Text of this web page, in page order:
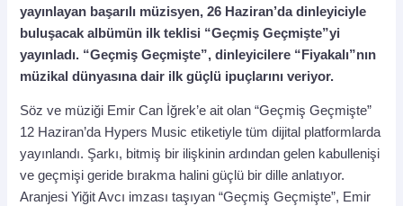
yayınlayan başarılı müzisyen, 26 Haziran’da dinleyiciyle
buluşacak albümün ilk teklisi “Geçmiş Geçmişte”yi
yayınladı. “Geçmiş Geçmişte”, dinleyicilere “Fiyakalı”nın
müzikal dünyasına dair ilk güçlü ipuçlarını veriyor.
Söz ve müziği Emir Can İğrek’e ait olan “Geçmiş Geçmişte”
12 Haziran’da Hypers Music etiketiyle tüm dijital platformlarda
yayınlandı. Şarkı, bitmiş bir ilişkinin ardından gelen kabullenişi
ve geçmişi geride bırakma halini güçlü bir dille anlatıyor.
Aranjesi Yiğit Avcı imzası taşıyan “Geçmiş Geçmişte”, Emir